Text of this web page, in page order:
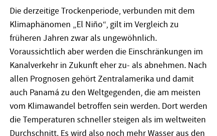
Die derzeitige Trockenperiode, verbunden mit dem
Klimaphänomen „El Niño“, gilt im Vergleich zu
früheren Jahren zwar als ungewöhnlich.
Voraussichtlich aber werden die Einschränkungen im
Kanalverkehr in Zukunft eher zu- als abnehmen. Nach
allen Prognosen gehört Zentralamerika und damit
auch Panamá zu den Weltgegenden, die am meisten
vom Klimawandel betroffen sein werden. Dort werden
die Temperaturen schneller steigen als im weltweiten
Durchschnitt. Es wird also noch mehr Wasser aus den